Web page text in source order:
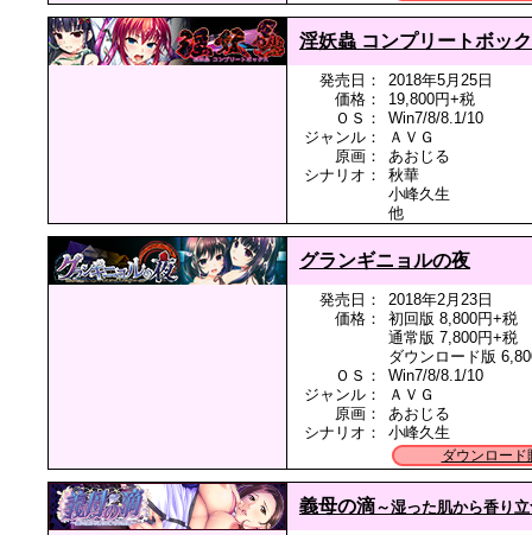
淫妖蟲 コンプリートボッ
発売日：
2018年5月25日
価格：
19,800円+税
ＯＳ：
Win7/8/8.1/10
ジャンル：
ＡＶＧ
原画：
あおじる
シナリオ：
秋華
小峰久生
他
グランギニョルの夜
発売日：
2018年2月23日
価格：
初回版 8,800円+税
通常版 7,800円+税
ダウンロード版
ＯＳ：
Win7/8/8.1/10
ジャンル：
ＡＶＧ
原画：
あおじる
シナリオ：
小峰久生
ダウンロード
義母の滴～湿った肌から香り